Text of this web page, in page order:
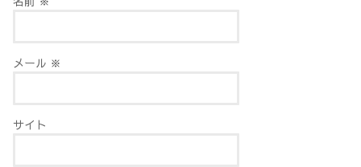
メール ※
サイト